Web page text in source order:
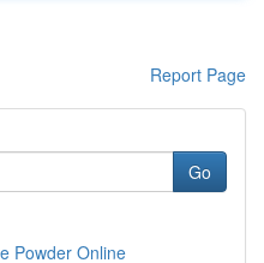
Report Page
Go
Powder Online